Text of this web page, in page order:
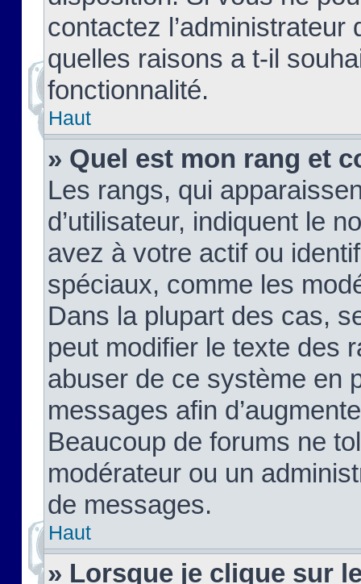
contactez
quelles raisons a t-il
fonctionnalité.
Haut
» Quel est mon rang et
Les rangs, qui
d’utilisateur, indiquent le
avez à votre actif ou
spéciaux, comme les
Dans la plupart des cas,
peut modifier le texte des
abuser de ce système en
messages afin
Beaucoup de forums ne
modérateur ou un
de messages.
Haut
» Lorsque je clique sur